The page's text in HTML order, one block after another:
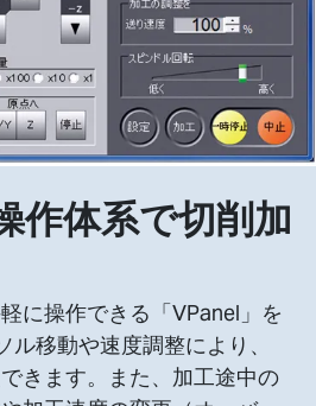
作体系で切削加
に操作できる「VPanel」を
移動や速度調整により、
きます。また、加工途中の